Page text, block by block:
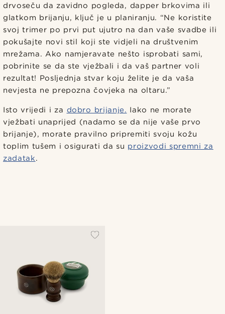
drvoseču da zavidno pogleda, dapper brkovima ili
glatkom brijanju, ključ je u planiranju. “Ne koristite
svoj trimer po prvi put ujutro na dan vaše svadbe ili
pokušajte novi stil koji ste vidjeli na društvenim
mrežama. Ako namjeravate nešto isprobati sami,
pobrinite se da ste vježbali i da vaš partner voli
rezultat! Posljednja stvar koju želite je da vaša
nevjesta ne prepozna čovjeka na oltaru.”
Isto vrijedi i za dobro brijanje. Iako ne morate
vježbati unaprijed (nadamo se da nije vaše prvo
brijanje), morate pravilno pripremiti svoju kožu
toplim tušem i osigurati da su proizvodi spremni za
zadatak.